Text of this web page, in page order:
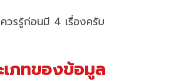
วรรู้ก่อนมี 4 เรื่องครับ
เภทของข้อมูล